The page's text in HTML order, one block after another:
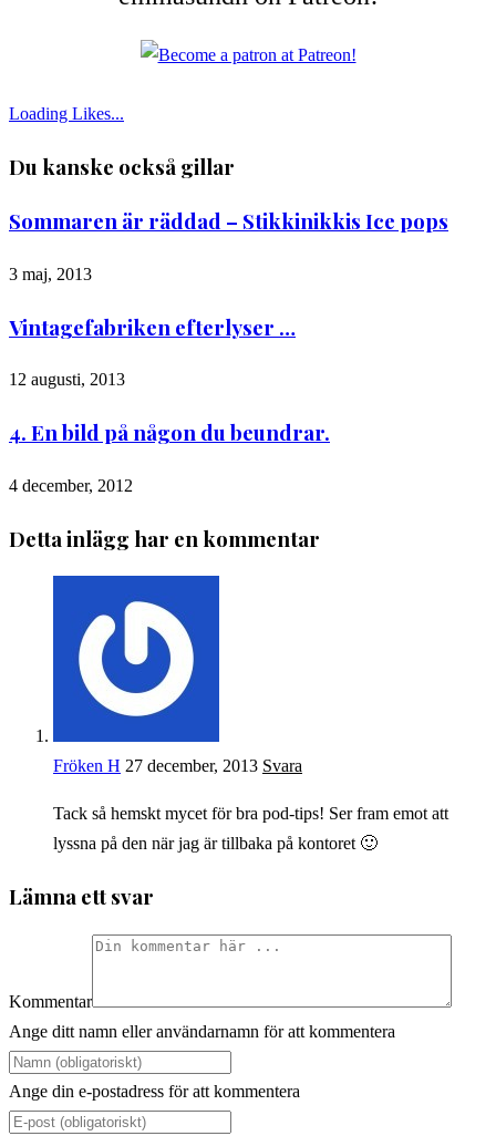
Loading Likes...
Du kanske också gillar
Sommaren är räddad – Stikkinikkis Ice pops
3 maj, 2013
Vintagefabriken efterlyser …
12 augusti, 2013
4. En bild på någon du beundrar.
4 december, 2012
Detta inlägg har en kommentar
Fröken H 27 december, 2013 Svara
Tack så hemskt mycet för bra pod-tips! Ser fram emot att
lyssna på den när jag är tillbaka på kontoret 🙂
Lämna ett svar
Kommentar
Ange ditt namn eller användarnamn för att kommentera
Ange din e-postadress för att kommentera